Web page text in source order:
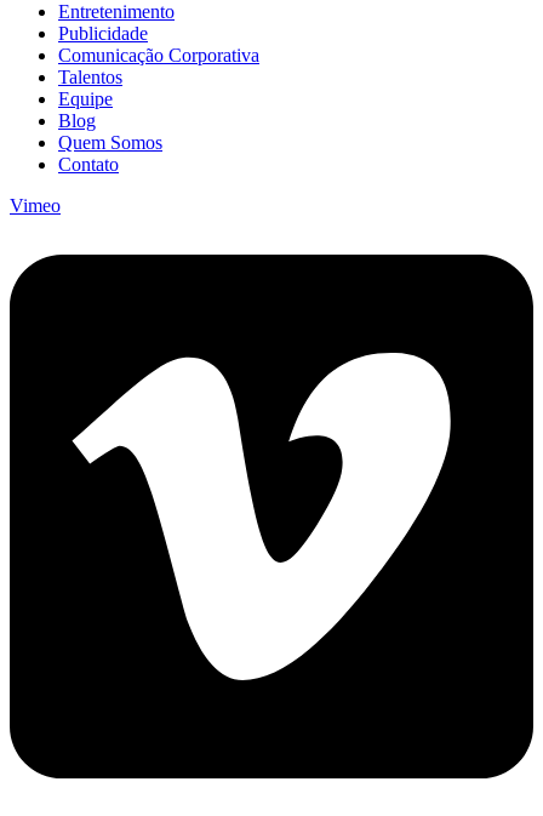
Entretenimento
Publicidade
Comunicação Corporativa
Talentos
Equipe
Blog
Quem Somos
Contato
Vimeo